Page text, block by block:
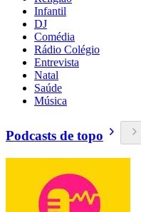
Infantil
DJ
Comédia
Rádio Colégio
Entrevista
Natal
Saúde
Música
Podcasts de topo